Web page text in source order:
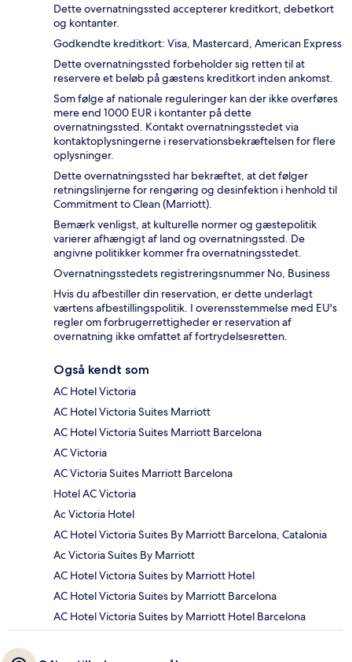
Dette overnatningssted accepterer kreditkort, debetkort
og kontanter.
Godkendte kreditkort: Visa, Mastercard, American Express
Dette overnatningssted forbeholder sig retten til at
reservere et beløb på gæstens kreditkort inden ankomst.
Som følge af nationale reguleringer kan der ikke overføres
mere end 1000 EUR i kontanter på dette
overnatningssted. Kontakt overnatningsstedet via
kontaktoplysningerne i reservationsbekræftelsen for flere
oplysninger.
Dette overnatningssted har bekræftet, at det følger
retningslinjerne for rengøring og desinfektion i henhold til
Commitment to Clean (Marriott).
Bemærk venligst, at kulturelle normer og gæstepolitik
varierer afhængigt af land og overnatningssted. De
angivne politikker kommer fra overnatningsstedet.
Overnatningsstedets registreringsnummer No, Business
Hvis du afbestiller din reservation, er dette underlagt
værtens afbestillingspolitik. I overensstemmelse med EU's
regler om forbrugerrettigheder er reservation af
overnatning ikke omfattet af fortrydelsesretten.
Også kendt som
AC Hotel Victoria
AC Hotel Victoria Suites Marriott
AC Hotel Victoria Suites Marriott Barcelona
AC Victoria
AC Victoria Suites Marriott Barcelona
Hotel AC Victoria
Ac Victoria Hotel
AC Hotel Victoria Suites By Marriott Barcelona, Catalonia
Ac Victoria Suites By Marriott
AC Hotel Victoria Suites by Marriott Hotel
AC Hotel Victoria Suites by Marriott Barcelona
AC Hotel Victoria Suites by Marriott Hotel Barcelona